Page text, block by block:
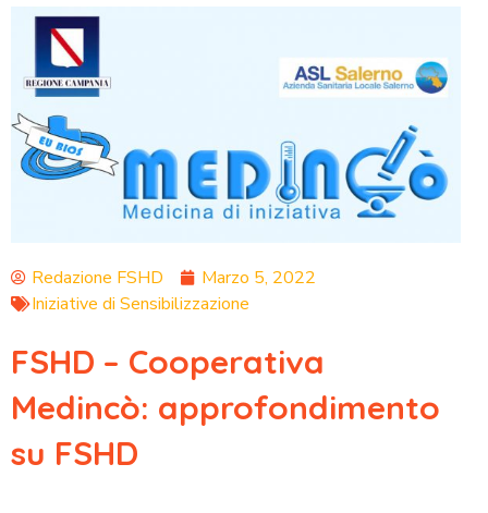
Redazione FSHD
Marzo 5, 2022
Iniziative di Sensibilizzazione
FSHD – Cooperativa
Medincò: approfondimento
su FSHD